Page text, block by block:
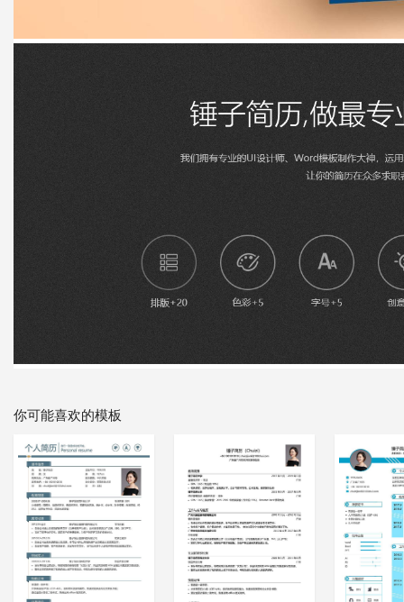
你可能喜欢的模板